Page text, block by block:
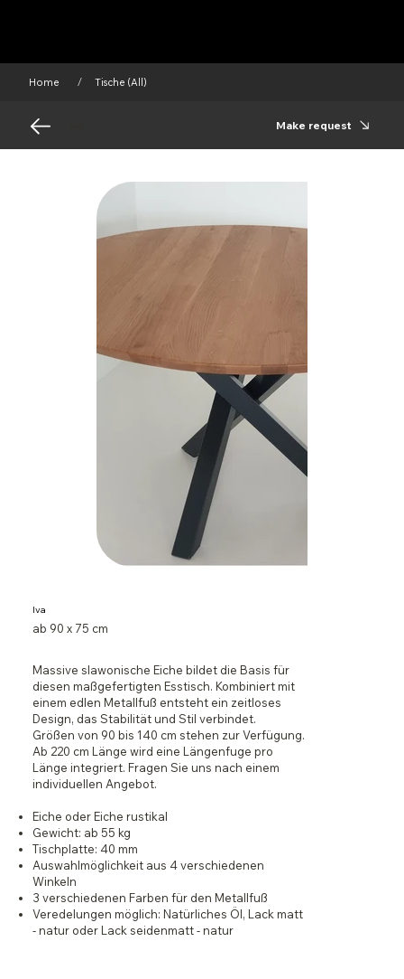
Home / Tische (All)
Iva
ab 90 x 75 cm
Massive slawonische Eiche bildet die Basis für
diesen maßgefertigten Esstisch. Kombiniert mit
einem edlen Metallfuß entsteht ein zeitloses
Design, das Stabilität und Stil verbindet.
Größen von 90 bis 140 cm stehen zur Verfügung.
Ab 220 cm Länge wird eine Längenfuge pro
Länge integriert. Fragen Sie uns nach einem
individuellen Angebot.
Eiche oder Eiche rustikal
Gewicht: ab 55 kg
Tischplatte: 40 mm
Auswahlmöglichkeit aus 4 verschiedenen
Winkeln
3 verschiedenen Farben für den Metallfuß
Veredelungen möglich: Natürliches Öl, Lack matt
- natur oder Lack seidenmatt - natur
Make request